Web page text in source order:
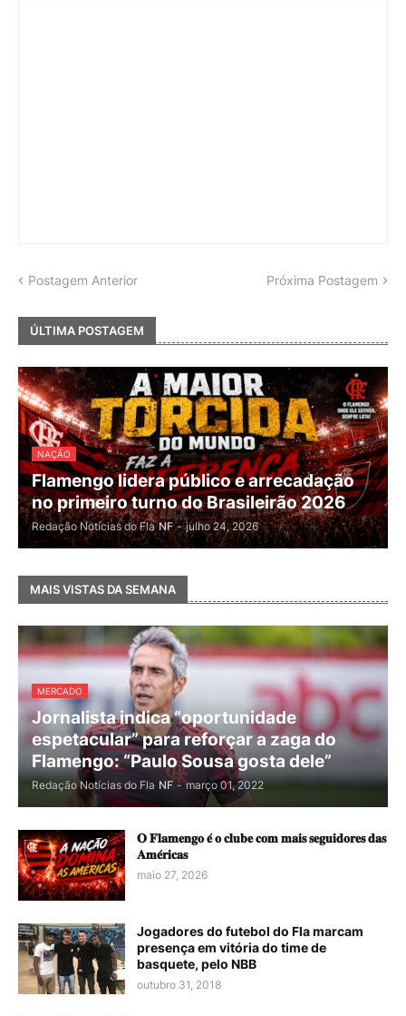
Postagem Anterior Próxima Postagem
ÚLTIMA POSTAGEM
NAÇÃO
Flamengo lidera público e arrecadação
no primeiro turno do Brasileirão 2026
Redação Notícias do Fla NF - julho 24, 2026
MAIS VISTAS DA SEMANA
MERCADO
Jornalista indica “oportunidade
espetacular” para reforçar a zaga do
Flamengo: “Paulo Sousa gosta dele”
Redação Notícias do Fla NF - março 01, 2022
𝐎 𝐅𝐥𝐚𝐦𝐞𝐧𝐠𝐨 𝐞́ 𝐨 𝐜𝐥𝐮𝐛𝐞 𝐜𝐨𝐦 𝐦𝐚𝐢𝐬 𝐬𝐞𝐠𝐮𝐢𝐝𝐨𝐫𝐞𝐬 𝐝𝐚𝐬
𝐀𝐦𝐞́𝐫𝐢𝐜𝐚𝐬
maio 27, 2026
Jogadores do futebol do Fla marcam
presença em vitória do time de
basquete, pelo NBB
outubro 31, 2018